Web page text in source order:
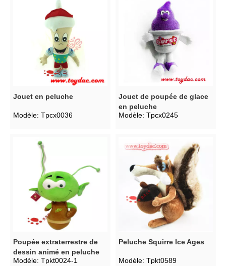
Jouet en peluche
Modèle: Tpcx0036
Jouet de poupée de glace
en peluche
Modèle: Tpcx0245
Poupée extraterrestre de
dessin animé en peluche
Modèle: Tpkt0024-1
Peluche Squirre Ice Ages
Modèle: Tpkt0589